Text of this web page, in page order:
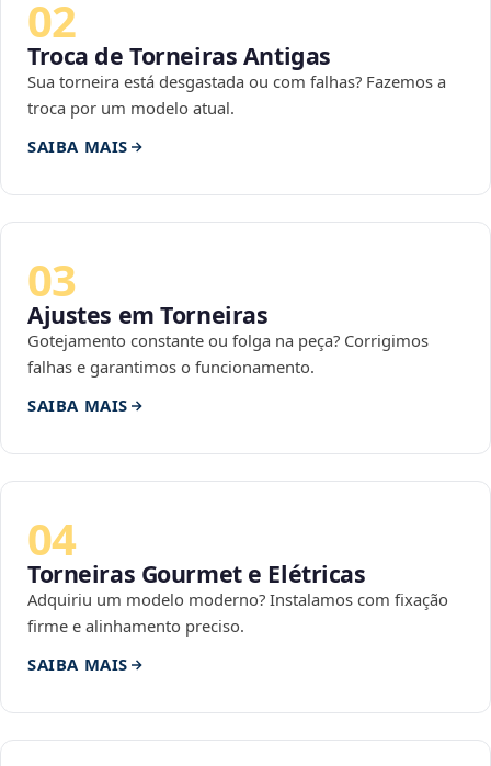
02
Troca de Torneiras Antigas
Sua torneira está desgastada ou com falhas? Fazemos a
troca por um modelo atual.
SAIBA MAIS
03
Ajustes em Torneiras
Gotejamento constante ou folga na peça? Corrigimos
falhas e garantimos o funcionamento.
SAIBA MAIS
04
Torneiras Gourmet e Elétricas
Adquiriu um modelo moderno? Instalamos com fixação
firme e alinhamento preciso.
SAIBA MAIS